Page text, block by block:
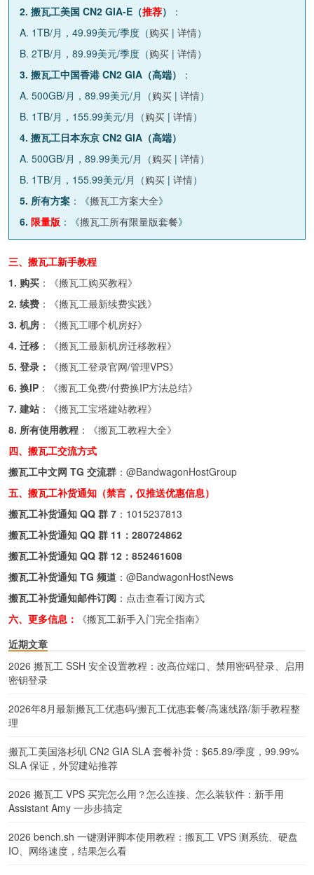
2. 搬瓦工美国 CN2 GIA-E（推荐）
：
A. 1TB/月，49.99美元/季度（购买 | 详情）
B. 2TB/月，89.99美元/季度（购买 | 详情）
3. 搬瓦工中国香港 CN2 GIA（高端）
：
A. 500GB/月，89.99美元/月（购买 | 详情）
B. 1TB/月，155.99美元/月（购买 | 详情）
4. 搬瓦工日本东京 CN2 GIA（高端）
A. 500GB/月，89.99美元/月（购买 | 详情）
B. 1TB/月，155.99美元/月（购买 | 详情）
5. 所有方案 ：《搬瓦工方案大全》
6. 限量版 ：《搬瓦工所有限量版套餐》
三、搬瓦工新手教程
1. 购买 ：《搬瓦工购买教程》
2. 续费 ：《搬瓦工最新续费实践》
3. 机房 ：《搬瓦工哪个机房好》
4. 迁移 ：《搬瓦工最新机房迁移教程》
5. 登录：
《搬瓦工登录官网/管理VPS》
6. 换IP ：《搬瓦工免费/付费换IP方法总结》
7. 建站 ：《搬瓦工宝塔建站教程》
8. 所有使用教程 ：《搬瓦工教程大全》
四、搬瓦工交流方式
搬瓦工中文网 TG 交流群 ： @BandwagonHostGroup
五、搬瓦工补货通知（禁言，仅推送优惠信息）
搬瓦工补货通知 QQ 群 7 ： 1015237813
搬瓦工补货通知 QQ 群 11： 280724862
搬瓦工补货通知 QQ 群 12： 852461608
搬瓦工补货通知 TG 频道 ： @BandwagonHostNews
搬瓦工补货通知邮件订阅 ： 点击查看订阅方式
六、更多信息：
《搬瓦工新手入门完全指南》
近期文章
2026 搬瓦工 SSH 安全设置教程：改高位端口、禁用密码登录、启用
密钥登录
2026年8月最新搬瓦工优惠码/搬瓦工优惠套餐/高速线路/新手教程整
理
搬瓦工美国洛杉矶 CN2 GIA SLA 套餐补货：$65.89/季度，99.99%
SLA 保证，外贸建站推荐
2026 搬瓦工 VPS 买完怎么用？怎么连接、怎么装软件：新手用
Assistant Amy 一步步搞定
2026 bench.sh 一键测评脚本使用教程：搬瓦工 VPS 测系统、硬盘
IO、网络速度，结果怎么看